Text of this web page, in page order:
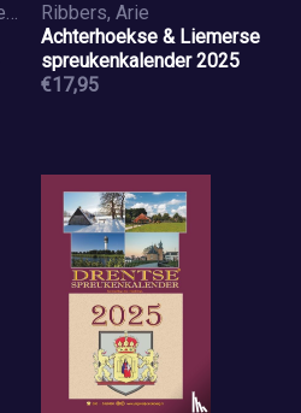
Swanenberg, Cor, Swanenberg, Jos
Ribbers, Arie
Achterhoekse & Liemerse
spreukenkalender 2025
€17,95